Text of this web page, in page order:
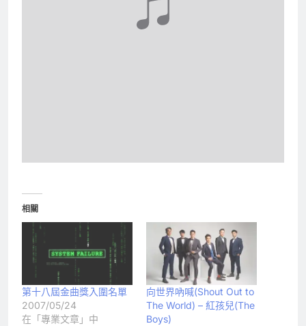
相關
第十八屆金曲獎入圍名單
2007/05/24
在「專業文章」中
向世界吶喊(Shout Out to
The World) – 紅孩兒(The
Boys)